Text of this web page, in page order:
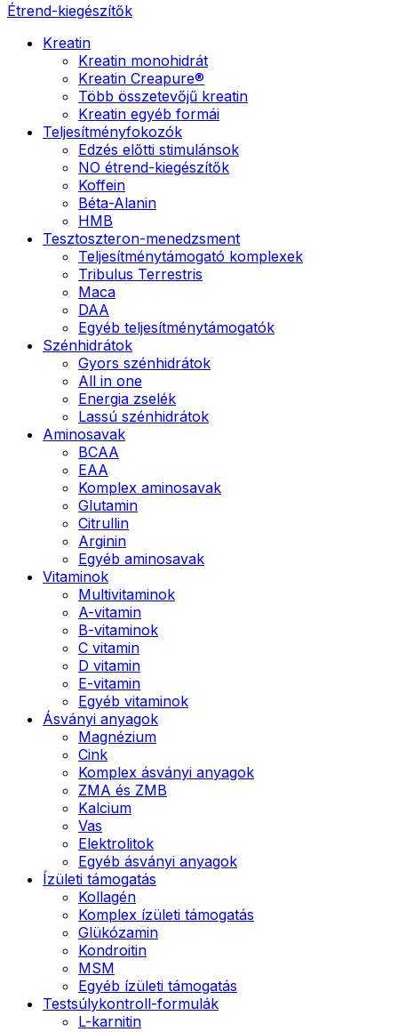
Étrend-kiegészítők
Kreatin
Kreatin monohidrát
Kreatin Creapure®
Több összetevőjű kreatin
Kreatin egyéb formái
Teljesítményfokozók
Edzés előtti stimulánsok
NO étrend-kiegészítők
Koffein
Béta-Alanin
HMB
Tesztoszteron-menedzsment
Teljesítménytámogató komplexek
Tribulus Terrestris
Maca
DAA
Egyéb teljesítménytámogatók
Szénhidrátok
Gyors szénhidrátok
All in one
Energia zselék
Lassú szénhidrátok
Aminosavak
BCAA
EAA
Komplex aminosavak
Glutamin
Citrullin
Arginin
Egyéb aminosavak
Vitaminok
Multivitaminok
A-vitamin
B-vitaminok
C vitamin
D vitamin
E-vitamin
Egyéb vitaminok
Ásványi anyagok
Magnézium
Cink
Komplex ásványi anyagok
ZMA és ZMB
Kalcium
Vas
Elektrolitok
Egyéb ásványi anyagok
Ízületi támogatás
Kollagén
Komplex ízületi támogatás
Glükózamin
Kondroitin
MSM
Egyéb ízületi támogatás
Testsúlykontroll-formulák
L-karnitin